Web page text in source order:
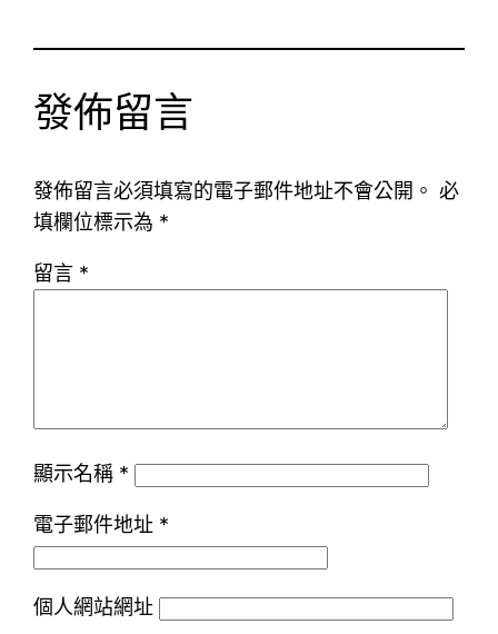
發佈留言
發佈留言必須填寫的電子郵件地址不會公開。 必
填欄位標示為 *
留言 *
顯示名稱 *
電子郵件地址 *
個人網站網址